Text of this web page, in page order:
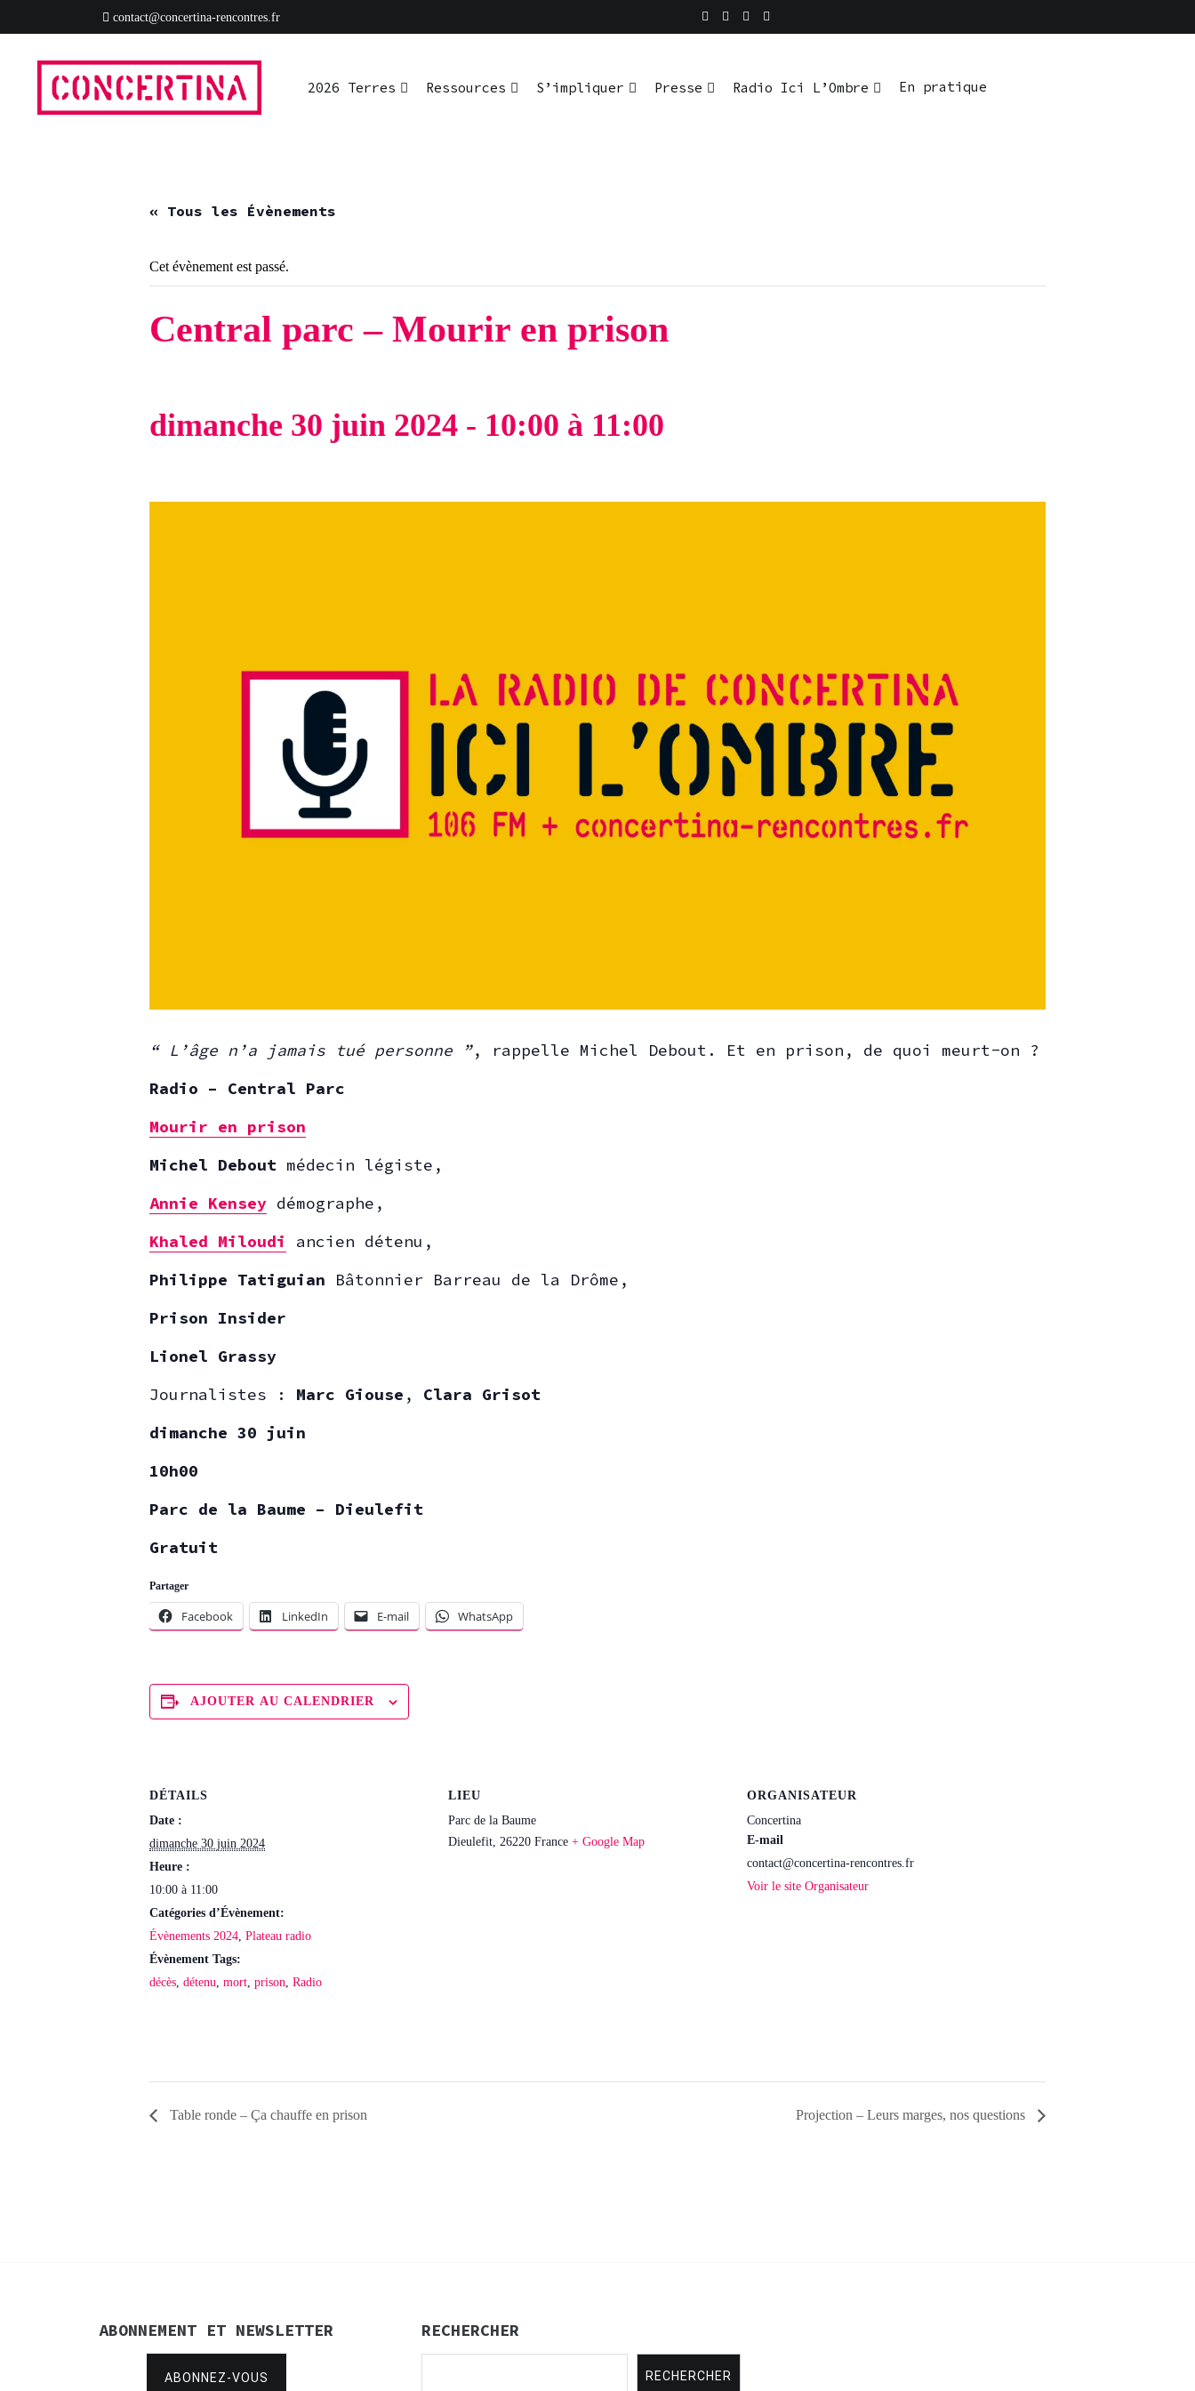
contenu
contact@concertina-rencontres.fr
2026 Terres Ressources S’impliquer Presse Radio Ici L’Ombre En pratique
2026 Terres Ressources S’impliquer
« Tous les Évènements
Cet évènement est passé.
Central parc – Mourir en prison
dimanche 30 juin 2024 - 10:00 à 11:00
“ L’âge n’a jamais tué personne ”, rappelle Michel Debout. Et en prison, de quoi meurt-on ?
Radio – Central Parc
Mourir en prison
Michel Debout médecin légiste,
Annie Kensey démographe,
Khaled Miloudi
ancien détenu,
Philippe Tatiguian Bâtonnier Barreau de la Drôme,
Prison Insider
Lionel Grassy
Journalistes : Marc Giouse , Clara Grisot
dimanche 30 juin
10h00
Parc de la Baume – Dieulefit
Gratuit
Partager
Facebook LinkedIn E-mail WhatsApp
AJOUTER AU CALENDRIER
DÉTAILS
Date :
dimanche 30 juin 2024
Heure :
10:00 à 11:00
Catégories d’Évènement:
Évènements 2024 Plateau radio
Évènement Tags:
décès détenu mort prison Radio
LIEU
Parc de la Baume
Dieulefit 26220 France + Google Map
ORGANISATEUR
Concertina
E-mail
contact@concertina-rencontres.fr
Voir le site Organisateur
Table ronde – Ça chauffe en prison Projection – Leurs marges, nos questions
ABONNEMENT ET NEWSLETTER
ABONNEZ-VOUS
RECHERCHER
RECHERCHER